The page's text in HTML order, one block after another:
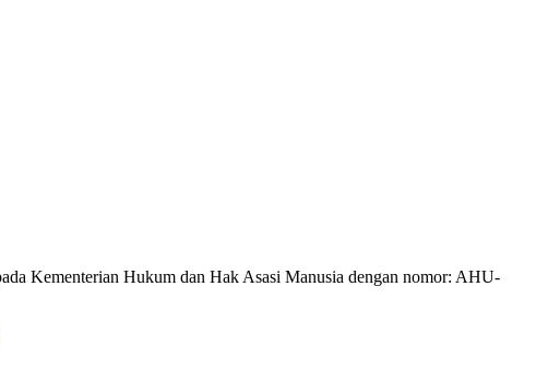
Kementerian Hukum dan Hak Asasi Manusia dengan nomor: AHU-